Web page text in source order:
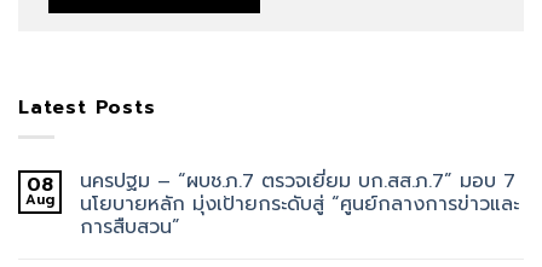
Latest Posts
08
Aug
นครปฐม – “ผบช.ภ.7 ตรวจเยี่ยม บก.สส.ภ.7” มอบ 7
นโยบายหลัก มุ่งเป้ายกระดับสู่ “ศูนย์กลางการข่าวและ
การสืบสวน”